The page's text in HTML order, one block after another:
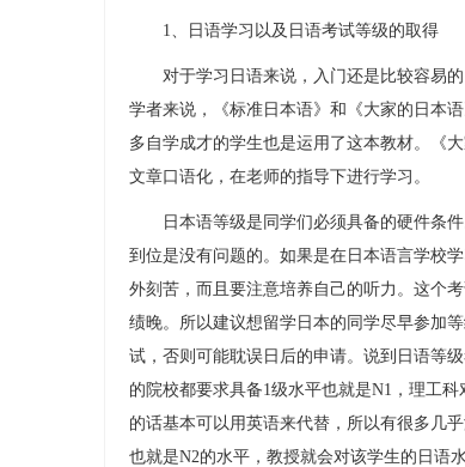
1、日语学习以及日语考试等级的取得
对于学习日语来说，入门还是比较容易的
学者来说，《标准日本语》和《大家的日本
多自学成才的学生也是运用了这本教材。《
文章口语化，在老师的指导下进行学习。
日本语等级是同学们必须具备的硬件条件
到位是没有问题的。如果是在日本语言学校
外刻苦，而且要注意培养自己的听力。这个
绩晚。所以建议想留学日本的同学尽早参加
试，否则可能耽误日后的申请。说到日语等
的院校都要求具备1级水平也就是N1，理工
的话基本可以用英语来代替，所以有很多几
也就是N2的水平，教授就会对该学生的日语